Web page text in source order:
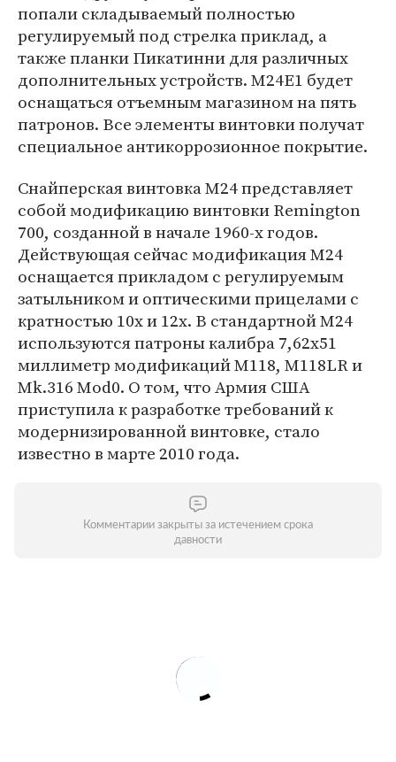
попали складываемый полностью
регулируемый под стрелка приклад, а
также планки Пикатинни для различных
дополнительных устройств. M24E1 будет
оснащаться отъемным магазином на пять
патронов. Все элементы винтовки получат
специальное антикоррозионное покрытие.
Снайперская винтовка M24 представляет
собой модификацию винтовки Remington
700, созданной в начале 1960-х годов.
Действующая сейчас модификация M24
оснащается прикладом с регулируемым
затыльником и оптическими прицелами с
кратностью 10x и 12x. В стандартной M24
используются патроны калибра 7,62x51
миллиметр модификаций M118, M118LR и
Mk.316 Mod0. О том, что Армия США
приступила к разработке требований к
модернизированной винтовке, стало
известно в марте 2010 года.
Комментарии закрыты за истечением срока
давности